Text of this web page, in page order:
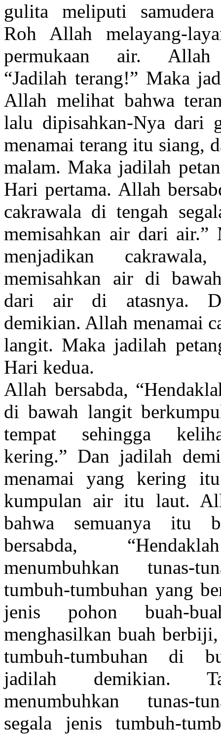
gulita meliputi
Roh Allah melayang-
permukaan air. Allah
“Jadilah terang!” Maka
Allah melihat bahwa
lalu dipisahkan-Nya dari
menamai terang itu siang,
malam. Maka jadilah
Hari pertama. Allah
cakrawala di tengah
memisahkan air dari air.”
menjadikan
memisahkan air di
dari air di atasnya.
demikian. Allah menamai
langit. Maka jadilah
Hari kedua.
Allah bersabda,
di bawah langit
tempat sehingga
kering.” Dan jadilah
menamai yang kering
kumpulan air itu laut.
bahwa semuanya itu
bersabda,
menumbuhkan tunas-
tumbuh-tumbuhan yang
jenis pohon buah-
menghasilkan buah berbiji,
tumbuh-tumbuhan di
jadilah demikian.
menumbuhkan tunas-
segala jenis tumbuh-